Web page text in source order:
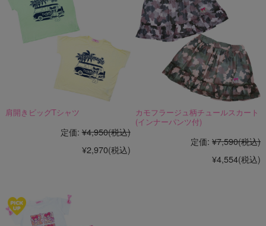
肩開きビッグTシャツ
定価: ¥4,950(税込)
¥2,970(税込)
カモフラージュ柄チュールスカート
(インナーパンツ付)
定価: ¥7,590(税込)
¥4,554(税込)